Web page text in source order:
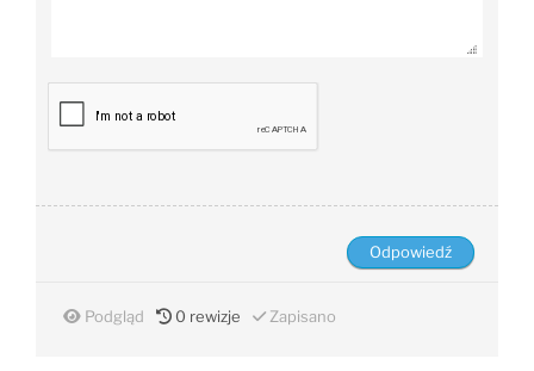
Podgląd 0 rewizje Zapisano